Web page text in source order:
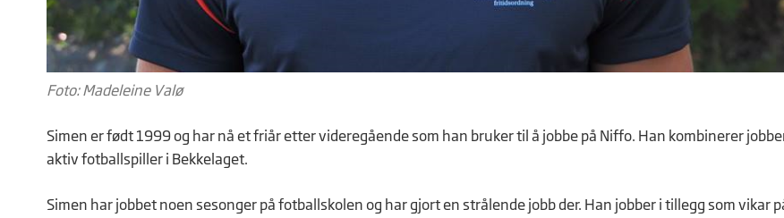
Foto: Madeleine Valø
Simen er født 1999 og har nå et friår etter videregående som han bruker til å jobbe på Niffo. Han kombinerer
aktiv fotballspiller i Bekkelaget.
Simen har jobbet noen sesonger på fotballskolen og har gjort en strålende jobb der. Han jobber i tillegg som vikar